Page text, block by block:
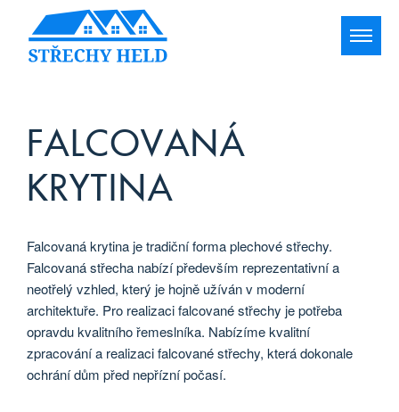
FALCOVANÁ
KRYTINA
Falcovaná krytina je tradiční forma plechové střechy.
Falcovaná střecha nabízí především reprezentativní a
neotřelý vzhled, který je hojně užíván v moderní
architektuře. Pro realizaci falcované střechy je potřeba
opravdu kvalitního řemeslníka. Nabízíme kvalitní
zpracování a realizaci falcované střechy, která dokonale
ochrání dům před nepřízní počasí.